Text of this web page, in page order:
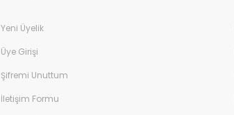
Yeni Üyelik
Üye Girişi
Şifremi Unuttum
İletişim Formu